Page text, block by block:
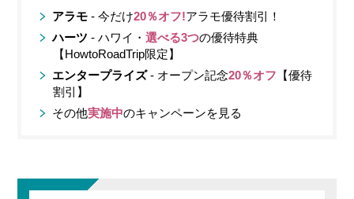
アラモ- 今だけ20％オフ!アラモ優待割引！
ハーツ- ハワイ・選べる3つの優待特典
【HowtoRoadTrip限定】
エンタープライズ- オープン記念20％オフ 【優待
割引】
その他実施中のキャンペーンを見る